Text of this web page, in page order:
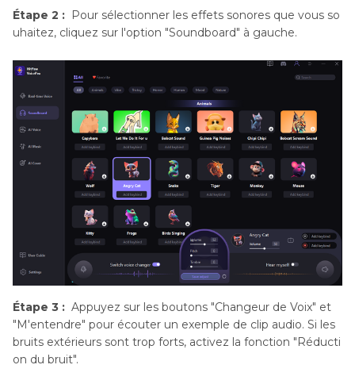
Étape 2 : Pour sélectionner les effets sonores que vous so
uhaitez, cliquez sur l'option "Soundboard" à gauche.
Étape 3 : Appuyez sur les boutons "Changeur de Voix" et
"M'entendre" pour écouter un exemple de clip audio. Si les
bruits extérieurs sont trop forts, activez la fonction "Réducti
on du bruit".